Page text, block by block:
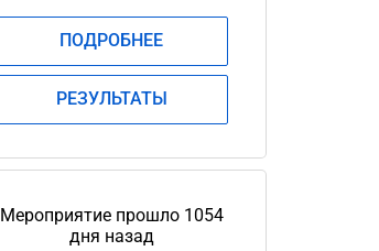
ПОДРОБНЕЕ
РЕЗУЛЬТАТЫ
Мероприятие прошло 1054
дня назад